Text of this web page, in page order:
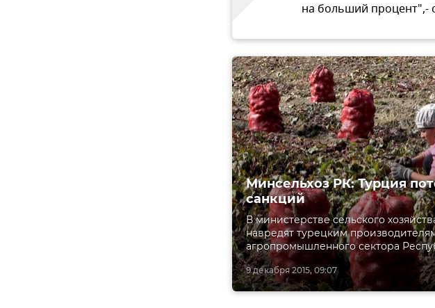
на больший процент",-
9 декабря 2015, 09:07
Минсельхоз РК: Турция
санкций
В министерстве сельского
навредят турецким
агропромышленного сектора